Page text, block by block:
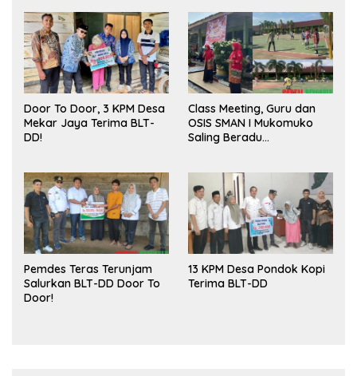
Door To Door, 3 KPM Desa
Mekar Jaya Terima BLT-
DD!
Class Meeting, Guru dan
OSIS SMAN I Mukomuko
Saling Beradu
Pemdes Teras Terunjam
Salurkan BLT-DD Door To
Door!
13 KPM Desa Pondok Kopi
Terima BLT-DD